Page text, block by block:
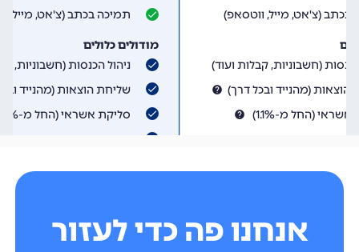
אנחנו פה כדי לעזור